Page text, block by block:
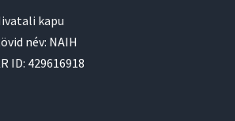
kapu
név: NAIH
ID: 429616918